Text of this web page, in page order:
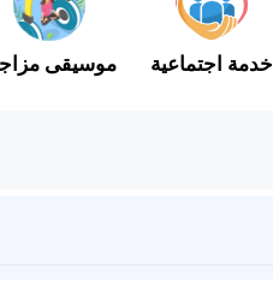
موسيقى خدمة اجتماعية